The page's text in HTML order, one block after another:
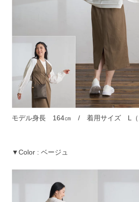
モデル身長　164㎝　/　着用サイズ　L（
▼Color : ベージュ